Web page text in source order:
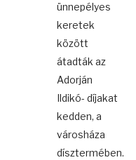
ünnepélyes
keretek
között
átadták az
Adorján
Ildikó- díjakat
kedden, a
városháza
dísztermében.